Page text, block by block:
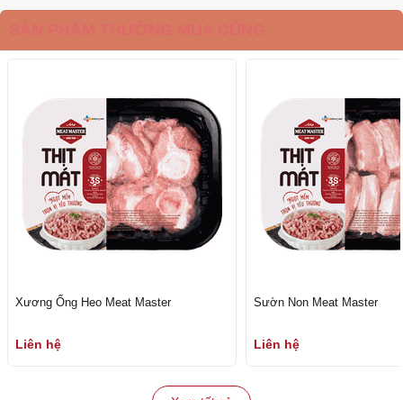
Xương Ống Heo Meat Master
Liên hệ
Sườn Non Meat Master
Liên hệ